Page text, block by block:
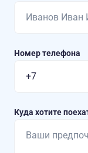
Номер телефона
Куда хотите